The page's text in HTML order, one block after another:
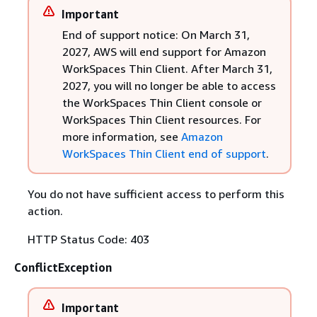
Important
End of support notice: On March 31,
2027, AWS will end support for Amazon
WorkSpaces Thin Client. After March 31,
2027, you will no longer be able to access
the WorkSpaces Thin Client console or
WorkSpaces Thin Client resources. For
more information, see Amazon
WorkSpaces Thin Client end of support.
You do not have sufficient access to perform this
action.
HTTP Status Code: 403
ConflictException
Important